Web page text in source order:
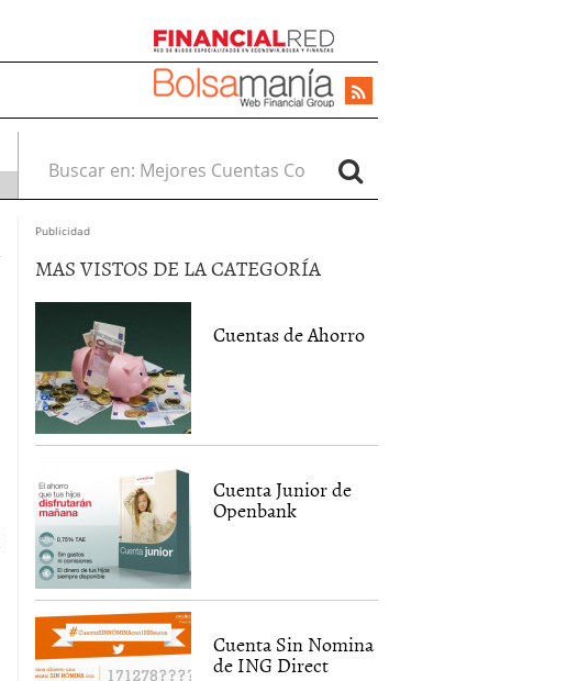
Buscar en:
Publicidad
MAS VISTOS DE LA CATEGORÍA
Cuentas de Ahorro
Cuenta Junior de
Openbank
Cuenta Sin Nomina
de ING Direct